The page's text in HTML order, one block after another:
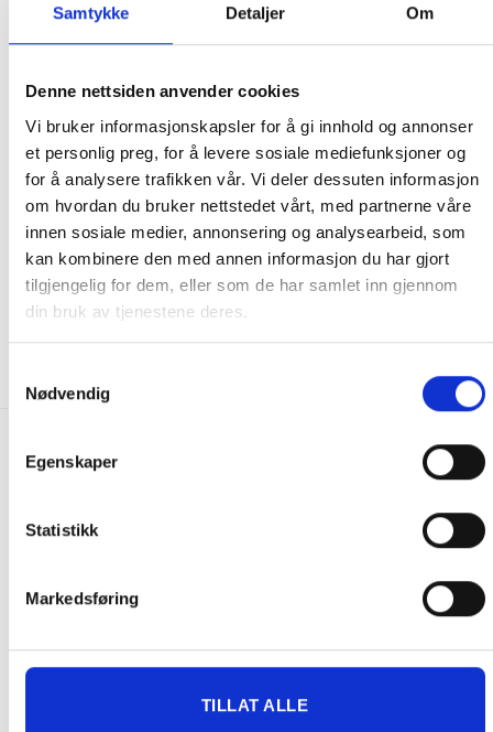
Samtykke Detaljer Om
Denne nettsiden anvender cookies
Vi bruker informasjonskapsler for å gi innhold og annonser
et personlig preg, for å levere sosiale mediefunksjoner og
for å analysere trafikken vår. Vi deler dessuten informasjon
om hvordan du bruker nettstedet vårt, med partnerne våre
innen sosiale medier, annonsering og analysearbeid, som
kan kombinere den med annen informasjon du har gjort
tilgjengelig for dem, eller som de har samlet inn gjennom
din bruk av tjenestene deres.
Nødvendig
Egenskaper
Statistikk
Markedsføring
TILLAT ALLE
PUMPER, OZON GENERATOR OG VARMEELEMENT
Gecko – Aqua-flo Circ-
Master CMXP (part 2040)
6,499.00kr
5.5KW varmeelement
handlekurven/checkout. Prisen avhenger av vekt eller volumvekt
Har du ikke fått noen alternativ på frakt på din pakke så er